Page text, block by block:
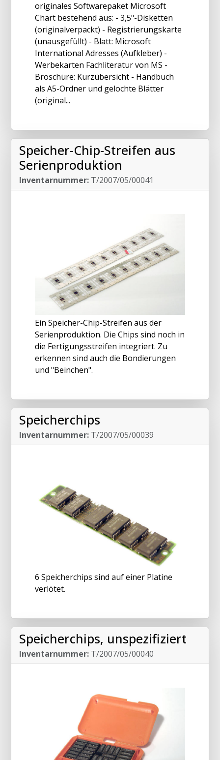
originales Softwarepaket Microsoft
Chart bestehend aus: - 3,5"-Disketten
(originalverpackt) - Registrierungskarte
(unausgefüllt) - Blatt: Microsoft
International Adresses (Aufkleber) -
Werbekarten Fachliteratur von MS -
Broschüre: Kurzübersicht - Handbuch
als A5-Ordner und gelochte Blätter
(original...
Speicher-Chip-Streifen aus
Serienproduktion
Inventarnummer: T/2007/05/00041
Ein Speicher-Chip-Streifen aus der
Serienproduktion. Die Chips sind noch in
die Fertigungsstreifen integriert. Zu
erkennen sind auch die Bondierungen
und "Beinchen".
Speicherchips
Inventarnummer: T/2007/05/00039
6 Speicherchips sind auf einer Platine
verlötet.
Speicherchips, unspezifiziert
Inventarnummer: T/2007/05/00040